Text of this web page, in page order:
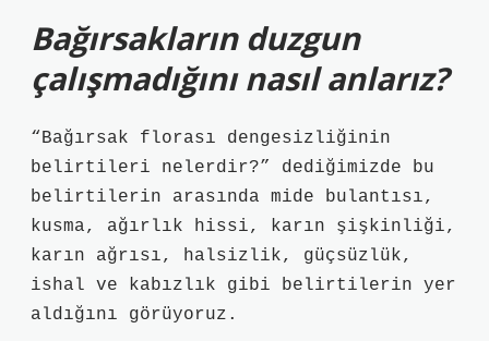
Bağırsakların duzgun
çalışmadığını nasıl anlarız?
“Bağırsak florası dengesizliğinin
belirtileri nelerdir?” dediğimizde bu
belirtilerin arasında mide bulantısı,
kusma, ağırlık hissi, karın şişkinliği,
karın ağrısı, halsizlik, güçsüzlük,
ishal ve kabızlık gibi belirtilerin yer
aldığını görüyoruz.